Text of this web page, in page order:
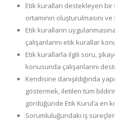
Etik kuralları destekleyen
ortamının oluşturulmasını
Etik kuralların
çalışanlarını etik kurallar
Etik kurallarla ilgili soru,
konusunda çalışanlarını
Kendisine danışıldığında
göstermek, iletilen tüm
gördüğünde Etik Kurul’a en
Sorumluluğundaki iş